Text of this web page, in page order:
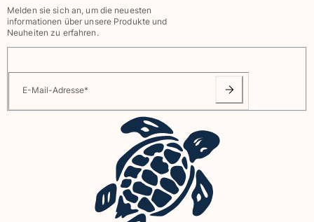
Melden sie sich an, um die neuesten
informationen über unsere Produkte und
Neuheiten zu erfahren.
E-Mail-Adresse*